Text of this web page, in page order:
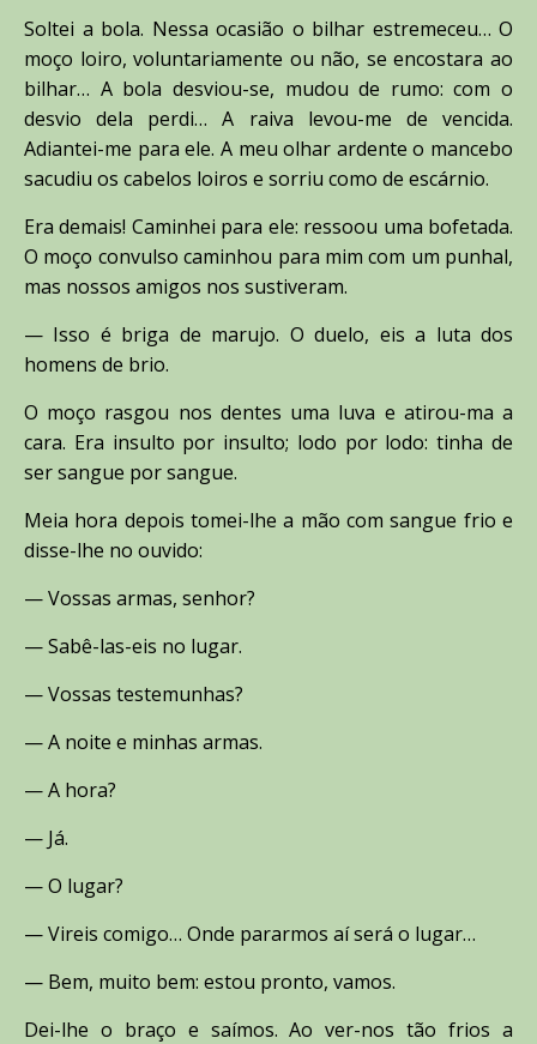
Soltei a bola. Nessa ocasião o bilhar estremeceu… O
moço loiro, voluntariamente ou não, se encostara ao
bilhar… A bola desviou-se, mudou de rumo: com o
desvio dela perdi… A raiva levou-me de vencida.
Adiantei-me para ele. A meu olhar ardente o mancebo
sacudiu os cabelos loiros e sorriu como de escárnio.
Era demais! Caminhei para ele: ressoou uma bofetada.
O moço convulso caminhou para mim com um punhal,
mas nossos amigos nos sustiveram.
— Isso é briga de marujo. O duelo, eis a luta dos
homens de brio.
O moço rasgou nos dentes uma luva e atirou-ma a
cara. Era insulto por insulto; lodo por lodo: tinha de
ser sangue por sangue.
Meia hora depois tomei-lhe a mão com sangue frio e
disse-lhe no ouvido:
— Vossas armas, senhor?
— Sabê-las-eis no lugar.
— Vossas testemunhas?
— A noite e minhas armas.
— A hora?
— Já.
— O lugar?
— Vireis comigo… Onde pararmos aí será o lugar…
— Bem, muito bem: estou pronto, vamos.
Dei-lhe o braço e saímos. Ao ver-nos tão frios a